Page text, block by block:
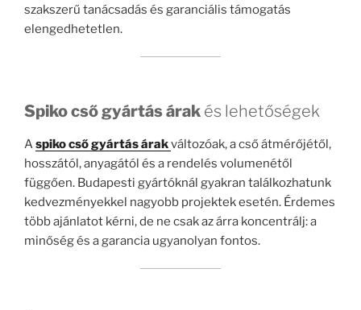
szakszerű tanácsadás és garanciális támogatás
elengedhetetlen.
Spiko cső gyártás árak és lehetőségek
Aspiko cső gyártás árakváltozóak, a cső átmérőjétől,
hosszától, anyagától és a rendelés volumenétől
függően. Budapesti gyártóknál gyakran találkozhatunk
kedvezményekkel nagyobb projektek esetén. Érdemes
több ajánlatot kérni, de ne csak az árra koncentrálj: a
minőség és a garancia ugyanolyan fontos.